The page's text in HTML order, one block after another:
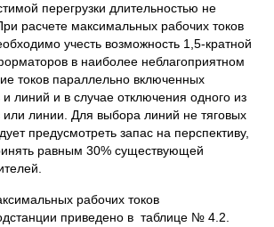
перегрузки длительностью не
расчете максимальных рабочих токов
учесть возможность 1,5-кратной
в наиболее неблагоприятном
токов параллельно включенных
линий и в случае отключения одного из
линии. Для выбора линий не тяговых
предусмотреть запас на перспективу,
равным 30% существующей
рабочих токов
приведено в таблице № 4.2.